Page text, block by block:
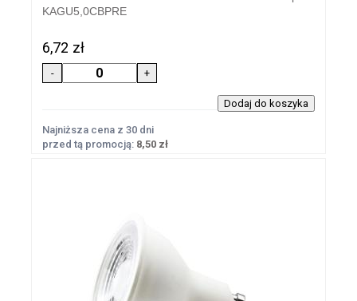
KAGU5,0CBPRE
6,72 zł
Najniższa cena z 30 dni
przed tą promocją: 8,50 zł